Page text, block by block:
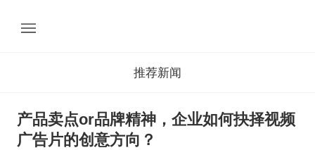
推荐新闻
产品卖点or品牌精神，企业如何抉择视频
广告片的创意方向？